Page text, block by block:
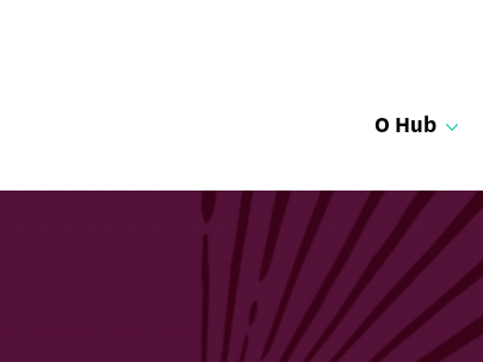
O Hub
Sensibilizar
Livro “Afinal, o
que é o cancro?”